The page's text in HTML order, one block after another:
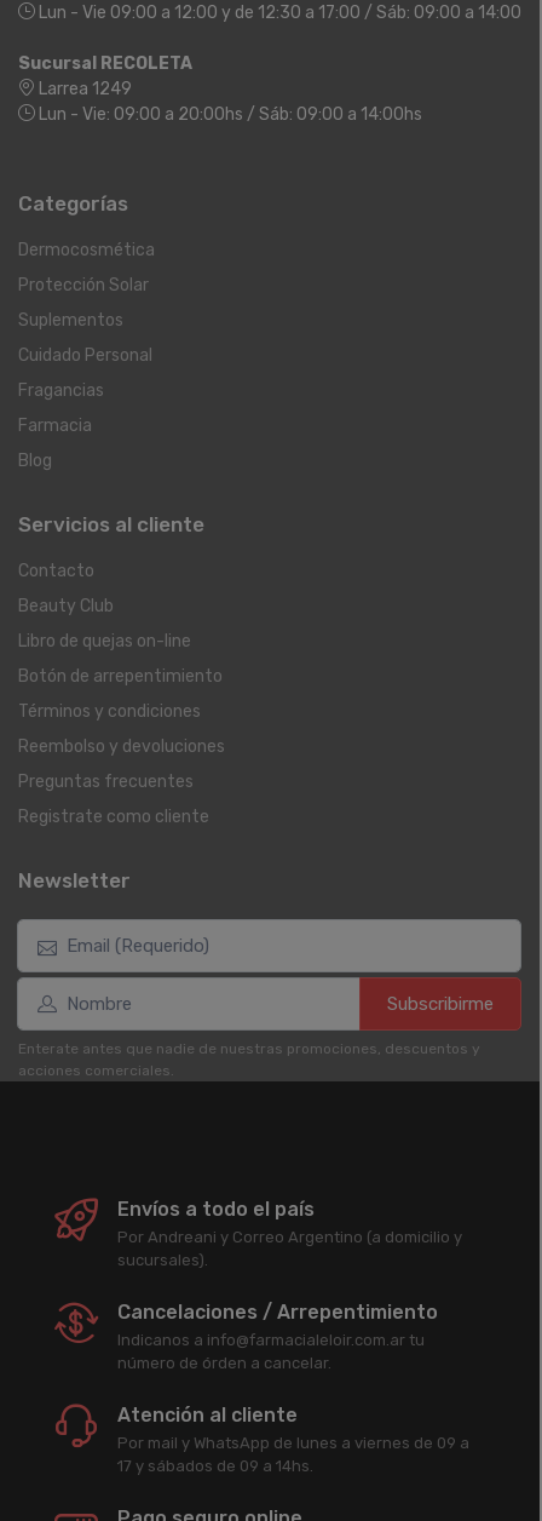
Lun - Vie 09:00 a 12:00 y de 12:30 a 17:00 / Sáb: 09:00 a 14:00
Sucursal RECOLETA
Larrea 1249
Lun - Vie: 09:00 a 20:00hs / Sáb: 09:00 a 14:00hs
Categorías
Dermocosmética
Protección Solar
Suplementos
Cuidado Personal
Fragancias
Farmacia
Blog
Servicios al cliente
Contacto
Beauty Club
Libro de quejas on-line
Botón de arrepentimiento
Términos y condiciones
Reembolso y devoluciones
Preguntas frecuentes
Registrate como cliente
Newsletter
Subscribirme
Enterate antes que nadie de nuestras promociones, descuentos y
acciones comerciales.
Envíos a todo el país
Por Andreani y Correo Argentino (a domicilio y
sucursales).
Cancelaciones / Arrepentimiento
Indicanos a info@farmacialeloir.com.ar tu
número de órden a cancelar.
Atención al cliente
Por mail y WhatsApp de lunes a viernes de 09 a
17 y sábados de 09 a 14hs.